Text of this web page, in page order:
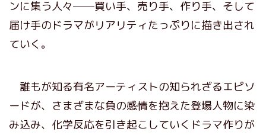
ンに集う人々──買い手、売り手、作り手、そして
届け手のドラマがリアリティたっぷりに描き出され
ていく。
誰もが知る有名アーティストの知られざるエピソ
ードが、さまざまな負の感情を抱えた登場人物に染
み込み、化学反応を引き起こしていくドラマ作りが